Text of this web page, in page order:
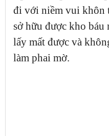
đi với niềm vui khôn
sở hữu được kho báu
lấy mất được và
làm phai mờ.